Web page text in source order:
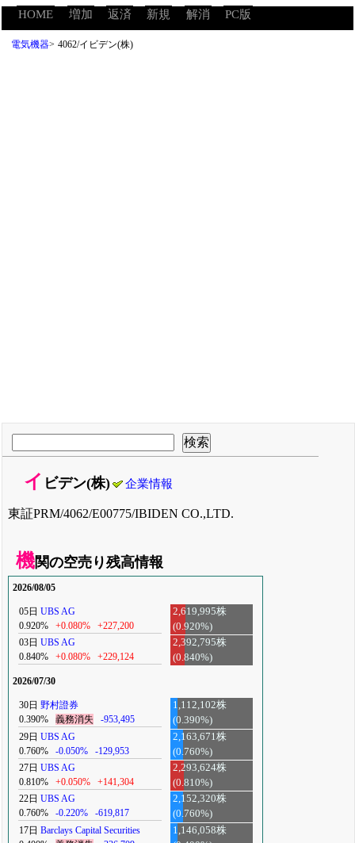
HOME 増加 返済 新規 解消 PC版
電気機器> 4062/イビデン(株)
イ ビデン(株) 企業情報
東証PRM/4062/E00775/IBIDEN CO.,LTD.
機関の空売り残高情報
2026/08/05
05日 UBS AG
0.920%
+0.080% +227,200
2,619,995株
(0.920%)
03日 UBS AG
0.840%
+0.080% +229,124
2,392,795株
(0.840%)
2026/07/30
30日 野村證券
0.390%
義務消失 -953,495
1,112,102株
(0.390%)
29日 UBS AG
0.760%
-0.050% -129,953
2,163,671株
(0.760%)
27日 UBS AG
0.810%
+0.050% +141,304
2,293,624株
(0.810%)
22日 UBS AG
0.760%
-0.220% -619,817
2,152,320株
(0.760%)
17日 Barclays Capital Securities
1,146,058株